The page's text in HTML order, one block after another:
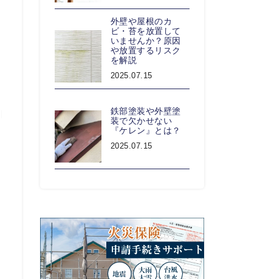
外壁や屋根のカ
ビ・苔を放置して
いませんか？原因
や放置するリスク
を解説
2025.07.15
鉄部塗装や外壁塗
装で欠かせない
『ケレン』とは？
2025.07.15